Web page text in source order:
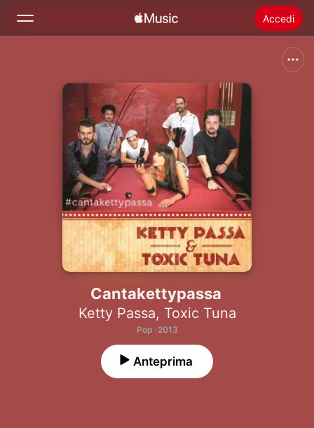
Accedi
Novità
Installare Apple Music
Cantakettypassa
Ketty Passa, Toxic Tuna
Pop · 2013
Anteprima